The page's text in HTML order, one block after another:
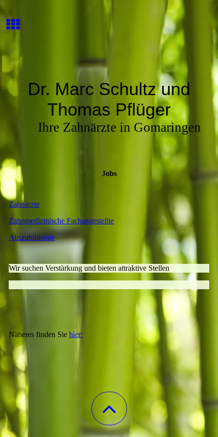
Dr. Marc Schultz und
Thomas Pflüger
Ihre Zahnärzte in Gomaringen
Jobs
Zahnärzte
Zahnmedizinische Fachangestellte
Auszubildende
Wir suchen Verstärkung und bieten attraktive Stellen
Näheres finden Sie hier: